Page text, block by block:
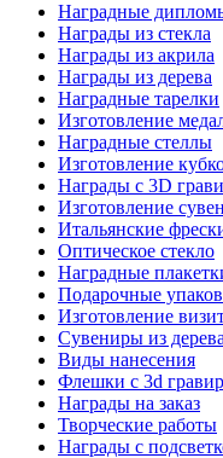
Наградные
Награды из стекла
Награды из акрила
Награды из дерева
Наградные тарелки
Изготовление
Наградные стеллы
Изготовление
Награды с 3D
Изготовление
Итальянские
Оптическое стекло
Наградные
Подарочные
Изготовление
Сувениры из дерева
Виды нанесения
Флешки с 3d
Награды на заказ
Творческие работы
Награды с